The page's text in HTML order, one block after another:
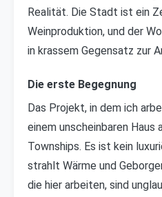
Realität. Die Stadt ist ein
Weinproduktion, und der
in krassem Gegensatz zur
Die erste Begegnung
Das Projekt, in dem ich
einem unscheinbaren Haus
Townships. Es ist kein
strahlt Wärme und
die hier arbeiten, sind